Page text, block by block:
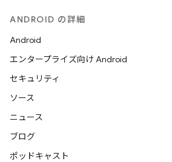
ANDROID の詳細
Android
エンタープライズ向け Android
セキュリティ
ソース
ニュース
ブログ
ポッドキャスト